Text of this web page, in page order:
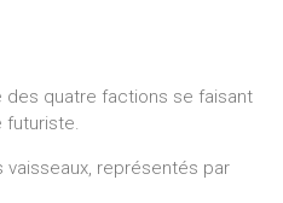
des quatre factions se faisant
futuriste.
représentés par